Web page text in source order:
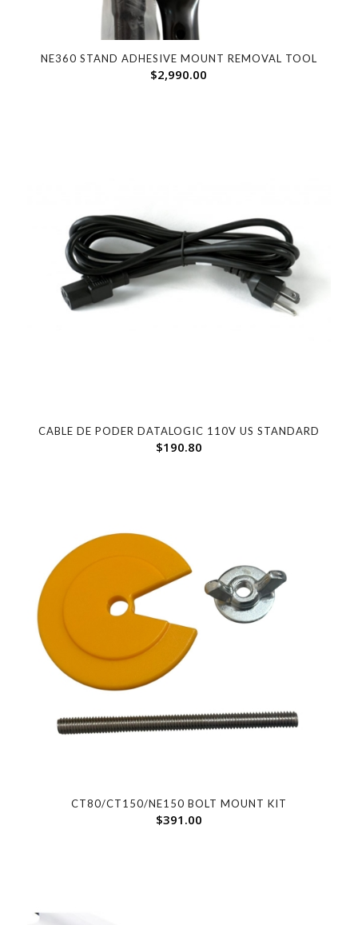
NE360 STAND ADHESIVE MOUNT REMOVAL TOOL
$2,990.00
CABLE DE PODER DATALOGIC 110V US STANDARD
$190.80
CT80/CT150/NE150 BOLT MOUNT KIT
$391.00